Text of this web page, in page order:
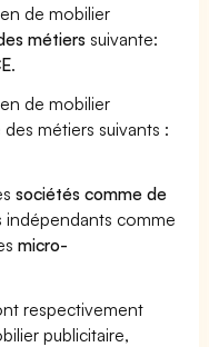
de mobilier
métiers suivante:
.
de mobilier
métiers suivants :
sociétés comme de
indépendants comme
micro-
respectivement
publicitaire,